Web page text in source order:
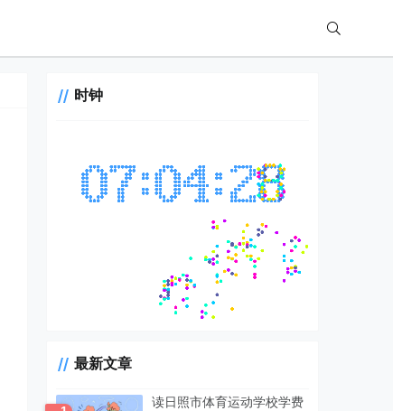
时钟
最新文章
读日照市体育运动学校学费